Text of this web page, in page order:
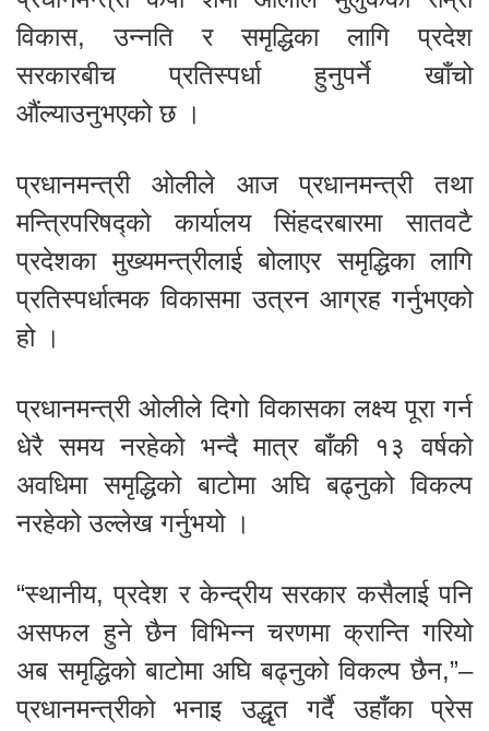
विकास, उन्नति र समृद्धिका लागि प्रदेश
सरकारबीच प्रतिस्पर्धा हुनुपर्ने खाँचो
औंल्याउनुभएको छ ।
प्रधानमन्त्री ओलीले आज प्रधानमन्त्री तथा
मन्त्रिपरिषद्को कार्यालय सिंहदरबारमा सातवटै
प्रदेशका मुख्यमन्त्रीलाई बोलाएर समृद्धिका लागि
प्रतिस्पर्धात्मक विकासमा उत्रन आग्रह गर्नुभएको
हो ।
प्रधानमन्त्री ओलीले दिगो विकासका लक्ष्य पूरा गर्न
धेरै समय नरहेको भन्दै मात्र बाँकी १३ वर्षको
अवधिमा समृद्धिको बाटोमा अघि बढ्नुको विकल्प
नरहेको उल्लेख गर्नुभयो ।
“स्थानीय, प्रदेश र केन्द्रीय सरकार कसैलाई पनि
असफल हुने छैन विभिन्न चरणमा क्रान्ति गरियो
अब समृद्धिको बाटोमा अघि बढ्नुको विकल्प छैन,”–
प्रधानमन्त्रीको भनाइ उद्धृत गर्दै उहाँका प्रेस